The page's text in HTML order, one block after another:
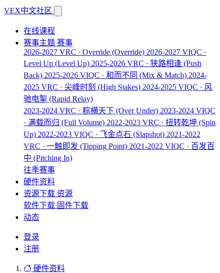
VEX中文社区
在线课程
赛事主题 赛事
2026-2027 VRC · Override (Override) 2026-2027 VIQC ·
Level Up (Level Up) 2025-2026 VRC · 狭路相逢 (Push
Back) 2025-2026 VIQC · 和而不同 (Mix & Match) 2024-
2025 VRC · 尖峰时刻 (High Stakes) 2024-2025 VIQC · 风
驰电掣 (Rapid Relay)
2023-2024 VRC · 粽横天下 (Over Under) 2023-2024 VIQC
· 满载而归 (Full Volume) 2022-2023 VRC · 扭转乾坤 (Spin
Up) 2022-2023 VIQC · 飞金点石 (Slapshot) 2021-2022
VRC · 一触即发 (Tipping Point) 2021-2022 VIQC · 百发百
中 (Pitching In)
往季赛事
硬件资料
资源下载 资源
软件下载 固件下载
动态
登录
注册
硬件资料